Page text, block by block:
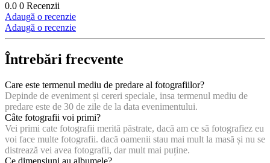
0.0 0 Recenzii
Adaugă o recenzie
Adaugă o recenzie
Întrebări frecvente
Care este termenul mediu de predare al fotografiilor?
Depinde de eveniment și cereri speciale, insa termenul mediu de
predare este de 30 de zile de la data evenimentului.
Câte fotografii voi primi?
Vei primi cate fotografii merită păstrate, dacă am ce să fotografiez eu
voi face multe fotografii. dacă oamenii stau mai mult la masă și nu se
distrează vei avea fotografii, dar mult mai puține.
Ce dimensiuni au albumele?